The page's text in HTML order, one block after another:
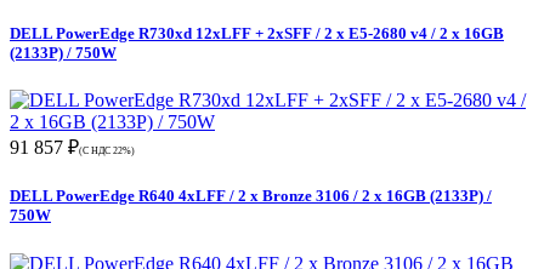
DELL PowerEdge R730xd 12xLFF + 2xSFF / 2 x E5-2680 v4 / 2 x 16GB
(2133P) / 750W
91 857 ₽(С НДС 22%)
DELL PowerEdge R640 4xLFF / 2 x Bronze 3106 / 2 x 16GB (2133P) /
750W